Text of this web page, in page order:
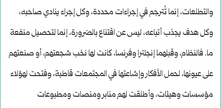
والتطلعات، إنما تُترجم في إجراءات محددة، وكل إجراء ينادي صاحبه،
وكل هدف يجذب أتباعه، ليس عن اقتناع بالضرورة، إنما لتحصيل منفعة
ما. فالنظام، وقبلهما إنجلترا وفرنسا، كانت لها نخب شجعتهم، أو صنعتهم
على عيونها، لحمل الأفكار وإشاعتها في المجتمعات قاطبة، وفتحت لهؤلاء
مؤسسات وهيئات، وأطلقت لهم منابر ومنصات ومطبوعات